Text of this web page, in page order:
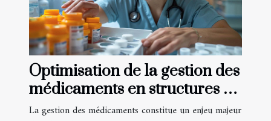
Optimisation de la gestion des
médicaments en structures de
soins
La gestion des médicaments constitue un enjeu majeur